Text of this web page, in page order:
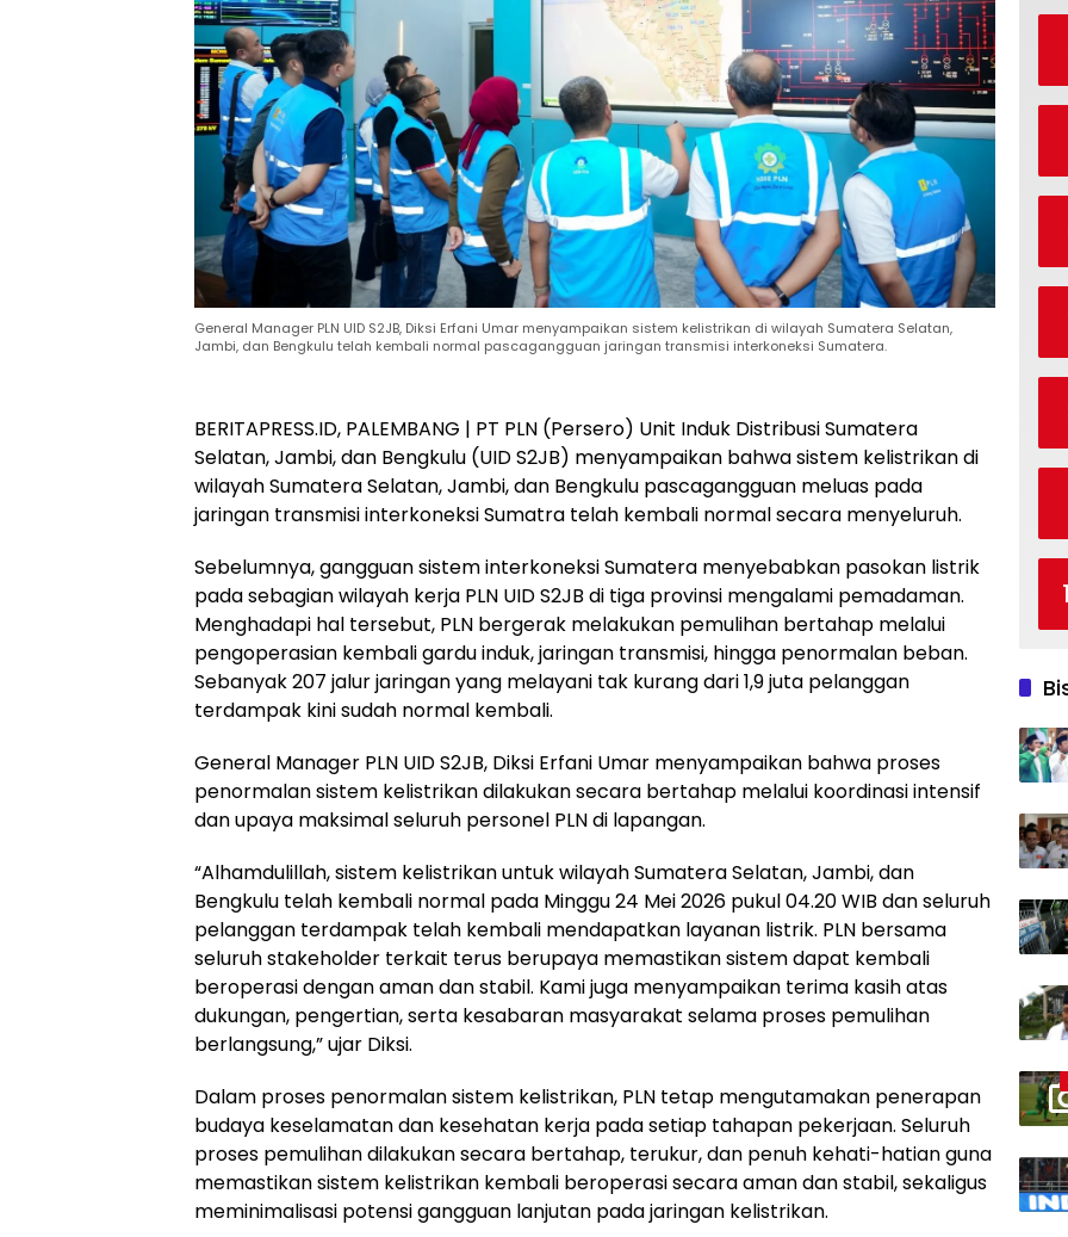
General Manager PLN UID S2JB, Diksi Erfani Umar menyampaikan sistem kelistrikan di wilayah Sumatera Selatan,
Jambi, dan Bengkulu telah kembali normal pascagangguan jaringan transmisi interkoneksi Sumatera.
BERITAPRESS.ID, PALEMBANG | PT PLN (Persero) Unit Induk Distribusi Sumatera
Selatan, Jambi, dan Bengkulu (UID S2JB) menyampaikan bahwa sistem kelistrikan di
wilayah Sumatera Selatan, Jambi, dan Bengkulu pascagangguan meluas pada
jaringan transmisi interkoneksi Sumatra telah kembali normal secara menyeluruh.
Sebelumnya, gangguan sistem interkoneksi Sumatera menyebabkan pasokan listrik
pada sebagian wilayah kerja PLN UID S2JB di tiga provinsi mengalami pemadaman.
Menghadapi hal tersebut, PLN bergerak melakukan pemulihan bertahap melalui
pengoperasian kembali gardu induk, jaringan transmisi, hingga penormalan beban.
Sebanyak 207 jalur jaringan yang melayani tak kurang dari 1,9 juta pelanggan
terdampak kini sudah normal kembali.
General Manager PLN UID S2JB, Diksi Erfani Umar menyampaikan bahwa proses
penormalan sistem kelistrikan dilakukan secara bertahap melalui koordinasi intensif
dan upaya maksimal seluruh personel PLN di lapangan.
“Alhamdulillah, sistem kelistrikan untuk wilayah Sumatera Selatan, Jambi, dan
Bengkulu telah kembali normal pada Minggu 24 Mei 2026 pukul 04.20 WIB dan seluruh
pelanggan terdampak telah kembali mendapatkan layanan listrik. PLN bersama
seluruh stakeholder terkait terus berupaya memastikan sistem dapat kembali
beroperasi dengan aman dan stabil. Kami juga menyampaikan terima kasih atas
dukungan, pengertian, serta kesabaran masyarakat selama proses pemulihan
berlangsung,” ujar Diksi.
Dalam proses penormalan sistem kelistrikan, PLN tetap mengutamakan penerapan
budaya keselamatan dan kesehatan kerja pada setiap tahapan pekerjaan. Seluruh
proses pemulihan dilakukan secara bertahap, terukur, dan penuh kehati-hatian guna
memastikan sistem kelistrikan kembali beroperasi secara aman dan stabil, sekaligus
meminimalisasi potensi gangguan lanjutan pada jaringan kelistrikan.